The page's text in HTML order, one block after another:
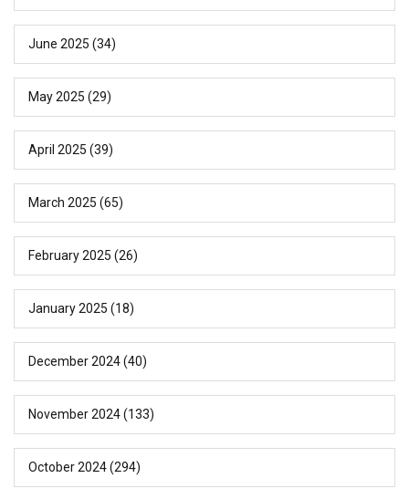
June 2025 (34)
May 2025 (29)
April 2025 (39)
March 2025 (65)
February 2025 (26)
January 2025 (18)
December 2024(40)
November 2024(133)
October 2024(294)